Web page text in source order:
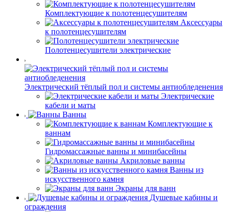
Комплектующие к полотенцесушителям
Аксессуары
к полотенцесушителям
Полотенцесушители электрические
Электрический тёплый пол и системы антиобледенения
Электрические
кабели и маты
Ванны
Комплектующие к
ваннам
Гидромассажные ванны и минибасейны
Акриловые ванны
Ванны из
искусственного камня
Экраны для ванн
Душевые кабины и
ограждения